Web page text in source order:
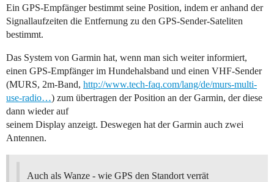
Ein GPS-Empfänger bestimmt seine Position, indem er anhand der
Signallaufzeiten die Entfernung zu den GPS-Sender-Sateliten
bestimmt.
Das System von Garmin hat, wenn man sich weiter informiert,
einen GPS-Empfänger im Hundehalsband und einen VHF-Sender
(MURS, 2m-Band, http://www.tech-faq.com/lang/de/murs-multi-
use-radio…) zum übertragen der Position an der Garmin, der diese
dann wieder auf
seinem Display anzeigt. Deswegen hat der Garmin auch zwei
Antennen.
Auch als Wanze - wie GPS den Standort verrät